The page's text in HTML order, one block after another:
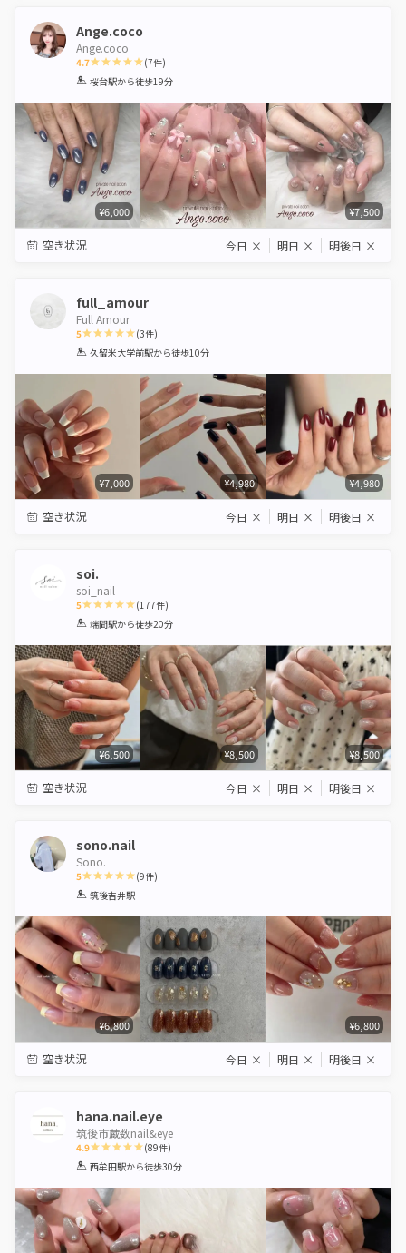
Ange.coco
Ange.coco
4.7
1 2 3 4 5
(7件)
桜台駅から徒歩19分
¥6,000 ¥7,500
空き状況 今日 × 明日 × 明後日 ×
full_amour
Full Amour
5
1 2 3 4 5
(3件)
久留米大学前駅から徒歩10分
¥7,000 ¥4,980 ¥4,980
空き状況 今日 × 明日 × 明後日 ×
soi.
soi_nail
5
1 2 3 4 5
(177件)
端間駅から徒歩20分
¥6,500 ¥8,500 ¥8,500
空き状況 今日 × 明日 × 明後日 ×
sono.nail
Sono.
5
1 2 3 4 5
(9件)
筑後吉井駅
¥6,800 ¥6,800
空き状況 今日 × 明日 × 明後日 ×
hana.nail.eye
筑後市蔵数nail&eye
4.9
1 2 3 4 5
(89件)
西牟田駅から徒歩30分